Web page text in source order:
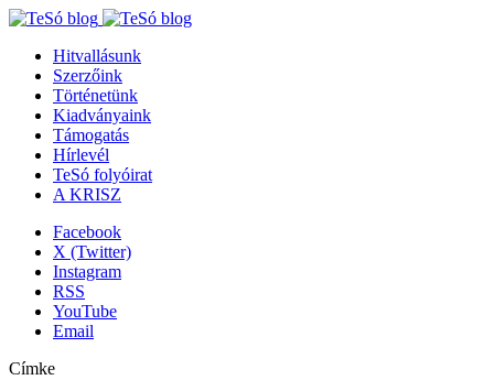
Hitvallásunk
Szerzőink
Történetünk
Kiadványaink
Támogatás
Hírlevél
TeSó folyóirat
A KRISZ
Facebook
X (Twitter)
Instagram
RSS
YouTube
Email
Címke